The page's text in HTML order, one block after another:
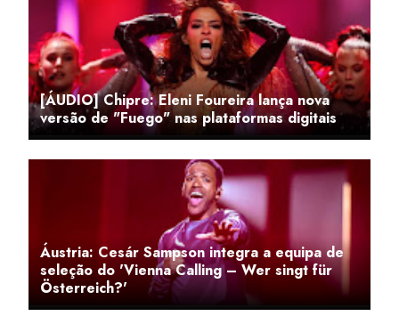
[ÁUDIO] Chipre: Eleni Foureira lança nova
versão de "Fuego" nas plataformas digitais
Áustria: Cesár Sampson integra a equipa de
seleção do 'Vienna Calling – Wer singt für
Österreich?'